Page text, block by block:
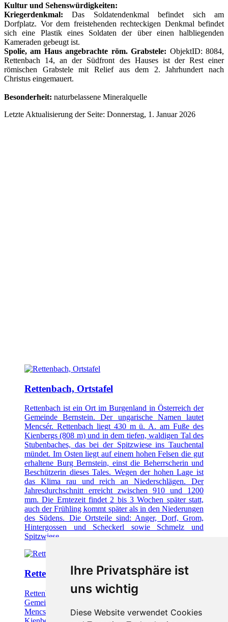
Ihre Privatsphäre ist
uns wichtig
Diese Website verwendet Cookies
Kultur und Sehenswürdigkeiten:
Kriegerdenkmal: Das Soldatendenkmal befindet sich am
Dorfplatz. Vor dem freistehenden rechteckigen Denkmal befindet
sich eine Plastik eines Soldaten der über einen halbliegenden
Kameraden gebeugt ist.
Spolie, am Haus angebrachte röm. Grabstele: ObjektID: 8084,
Rettenbach 14, an der Südfront des Hauses ist der Rest einer
römischen Grabstele mit Relief aus dem 2. Jahrhundert nach
Christus eingemauert.
Besonderheit: naturbelassene Mineralquelle
Letzte Aktualisierung der Seite: Donnerstag, 1. Januar 2026
Rettenbach, Ortstafel
Rettenbach ist ein Ort im Burgenland in Österreich der
Gemeinde Bernstein. Der ungarische Namen lautet
Mencsér. Rettenbach liegt 430 m ü. A. am Fuße des
Kienbergs (808 m) und in dem tiefen, waldigen Tal des
Stubenbaches, das bei der Spitzwiese ins Tauchental
mündet. Im Osten liegt auf einem hohen Felsen die gut
erhaltene Burg Bernstein, einst die Beherrscherin und
Beschützerin dieses Tales. Wegen der hohen Lage ist
das Klima rau und reich an Niederschlägen. Der
Jahresdurchschnitt erreicht zwischen 910 und 1200
mm. Die Erntezeit findet 2 bis 3 Wochen später statt,
auch der Frühling kommt später als in den Niederungen
des Südens. Die Ortsteile sind: Anger, Dorf, Grom,
Hintergossen und Scheckerl sowie Schmelz und
Spitzwiese.
Rettenbach, Willkommen
Rettenbach ist ein Ort im Burgenland in Österreich der
Gemeinde Bernstein. Der ungarische Namen lautet
Mencsér. Rettenbach liegt 430 m ü. A. am Fuße des